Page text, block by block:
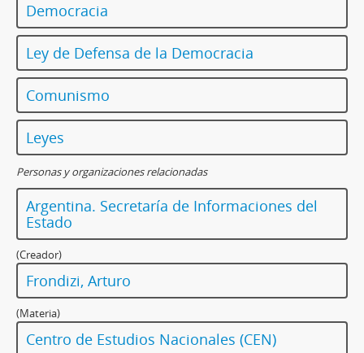
Democracia
Ley de Defensa de la Democracia
Comunismo
Leyes
Personas y organizaciones relacionadas
Argentina. Secretaría de Informaciones del
Estado
(Creador)
Frondizi, Arturo
(Materia)
Centro de Estudios Nacionales (CEN)